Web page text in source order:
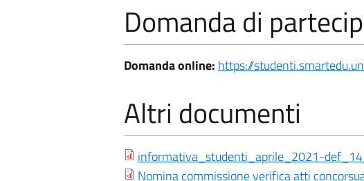
Domanda di
Domanda online: https://
Altri documenti
informativa_studenti_aprile_2021-
Nomina commissione verifica atti